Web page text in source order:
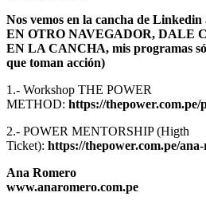
Nos vemos en la cancha de
EN OTRO NAVEGADOR, DALE
EN LA CANCHA, mis programas
que toman acción)
1.- Workshop THE POWER
METHOD: https://thepower.com.pe/
2.- POWER MENTORSHIP (Higth
Ticket): https://thepower.com.pe/
Ana Romero
www.anaromero.com.pe